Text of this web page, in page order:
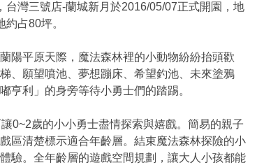
灣三號店-蘭城新月於2016/05/07正式開園，地
占80坪。
陽平原天際，魔法森林裡的小動物紛紛抬頭歡
、願望噴池、夢想蹦床、希望釣池、未來塗鴉
利」的身旁等待小勇士們的踏踢。
0~2歲的小小勇士盡情探索與嬉戲。簡易的親子
區清楚標示適合年齡層。結束魔法森林探險的小
驗。全年齡層的遊戲空間規劃，讓大人小孩都能